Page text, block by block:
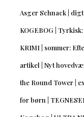
Asger Schnack |
KOGEBOG |
KRIMI | sommer:
artikel | Nyt
the Round Tower |
for børn |